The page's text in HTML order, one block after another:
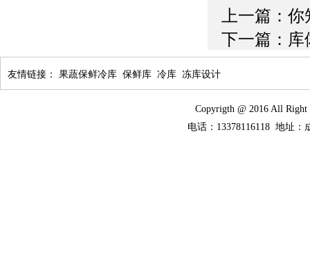
上一篇： 你
下一篇：
友情链接： 果蔬保鲜冷库 保鲜库 冷库 冻库设计
Copyrigth @ 2016 All
电话：13378116118 地址